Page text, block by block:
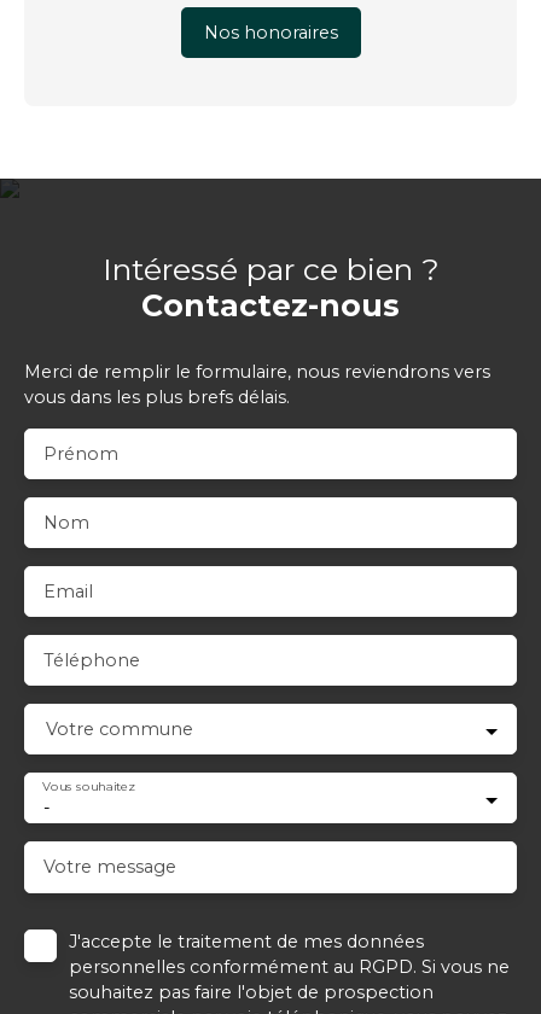
Nos honoraires
Intéressé par ce bien ?
Contactez-nous
Merci de remplir le formulaire, nous reviendrons vers
vous dans les plus brefs délais.
Prénom
Nom
Email
Téléphone
Votre commune
-
Vous souhaitez
Votre message
J'accepte le traitement de mes données
personnelles conformément au RGPD. Si vous ne
souhaitez pas faire l'objet de prospection